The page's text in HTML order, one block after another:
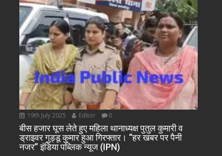
19th July 2025 Editor 0
बीस हजार घूस लेते हुए महिला थानाध्यक्ष पुतुल कुमारी व
ड्राइवर गुड्डू कुमार हुआ गिरफ्तार। “हर खबर पर पैनी
नजर” इंडिया पब्लिक न्यूज (IPN)